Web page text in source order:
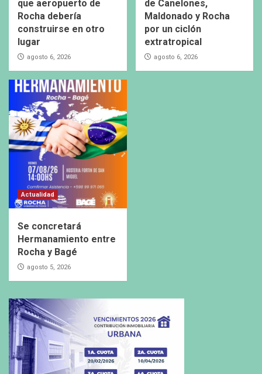
que aeropuerto de
Rocha debería
construirse en otro
lugar
agosto 6, 2026
de Canelones,
Maldonado y Rocha
por un ciclón
extratropical
agosto 6, 2026
Actualidad
Se concretará
Hermanamiento entre
Rocha y Bagé
agosto 5, 2026